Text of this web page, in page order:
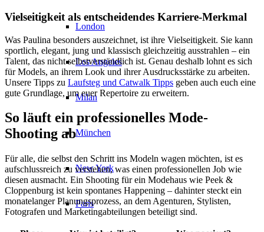
London
Los Angeles
Milan
München
New York
París
Vielseitigkeit als entscheidendes Karriere-Merkmal
Was Paulina besonders auszeichnet, ist ihre Vielseitigkeit. Sie kann
sportlich, elegant, jung und klassisch gleichzeitig ausstrahlen – ein
Talent, das nicht selbstverständlich ist. Genau deshalb lohnt es sich
für Models, an ihrem Look und ihrer Ausdrucksstärke zu arbeiten.
Unsere Tipps zu Laufsteg und Catwalk Tipps geben auch euch eine
gute Grundlage, um euer Repertoire zu erweitern.
So läuft ein professionelles Mode-
Shooting ab
Für alle, die selbst den Schritt ins Modeln wagen möchten, ist es
aufschlussreich zu verstehen, was einen professionellen Job wie
diesen ausmacht. Ein Shooting für ein Modehaus wie Peek &
Cloppenburg ist kein spontanes Happening – dahinter steckt ein
monatelanger Planungsprozess, an dem Agenturen, Stylisten,
Fotografen und Marketingabteilungen beteiligt sind.